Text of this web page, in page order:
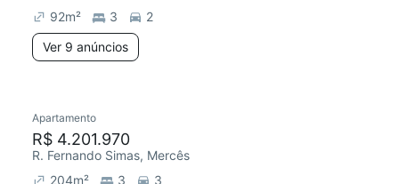
92m² 3
2
Ver 9 anúncios
Apartamento
R$ 4.201.970
R. Fernando Simas, Mercês
204m² 3 3